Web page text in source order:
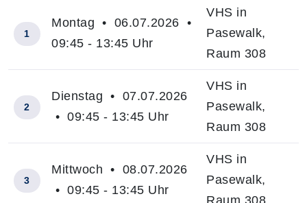
1
Montag • 06.07.2026 •
09:45 - 13:45 Uhr
VHS in
Pasewalk,
Raum 308
2
Dienstag • 07.07.2026
• 09:45 - 13:45 Uhr
VHS in
Pasewalk,
Raum 308
3
Mittwoch • 08.07.2026
• 09:45 - 13:45 Uhr
VHS in
Pasewalk,
Raum 308